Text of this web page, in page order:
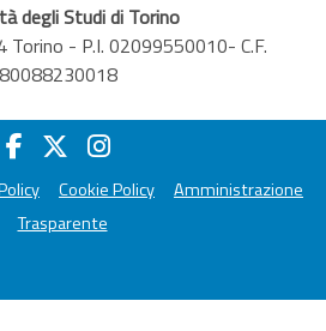
degli Studi di Torino
Torino - P.I. 02099550010- C.F.
80088230018
Cookie Policy
Amministrazione
Trasparente